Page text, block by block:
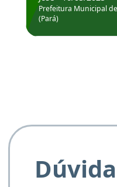
Prefeitura de
Prefeitura Municipal
(Pará)